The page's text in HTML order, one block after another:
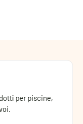
per piscine,